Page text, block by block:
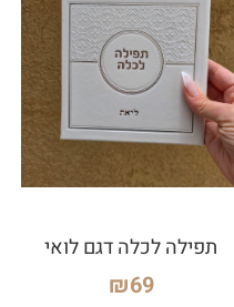
תפילה לכלה דגם לואי
₪69